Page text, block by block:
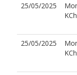
25/05/2025
25/05/2025